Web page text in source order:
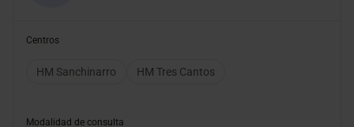
Centros
HM Sanchinarro HM Tres Cantos
Modalidad de consulta